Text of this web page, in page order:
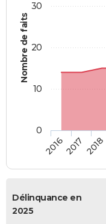
Nombre de faits
20162017 2018
0
10
20
30
Délinquance en
2025